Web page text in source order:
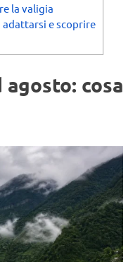
la valigia
e scoprire
agosto: cosa